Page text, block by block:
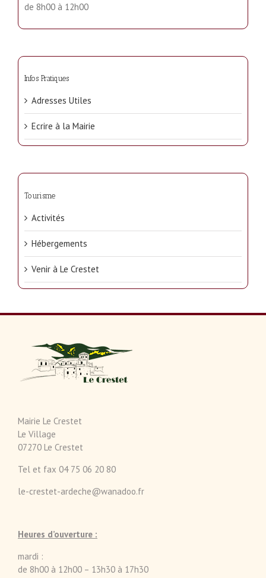
de 8h00 à 12h00
Infos Pratiques
Adresses Utiles
Ecrire à la Mairie
Tourisme
Activités
Hébergements
Venir à Le Crestet
Mairie Le Crestet
Le Village
07270 Le Crestet
Tel et fax 04 75 06 20 80
le-crestet-ardeche@wanadoo.fr
Heures d’ouverture :
mardi :
de 8h00 à 12h00 – 13h30 à 17h30